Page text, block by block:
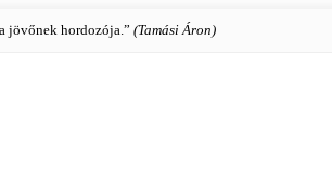
jövőnek hordozója.” (Tamási Áron)